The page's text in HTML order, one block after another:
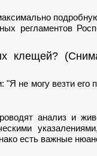
регламентов
клещей?
не могу везти его
анализ и
есть важные